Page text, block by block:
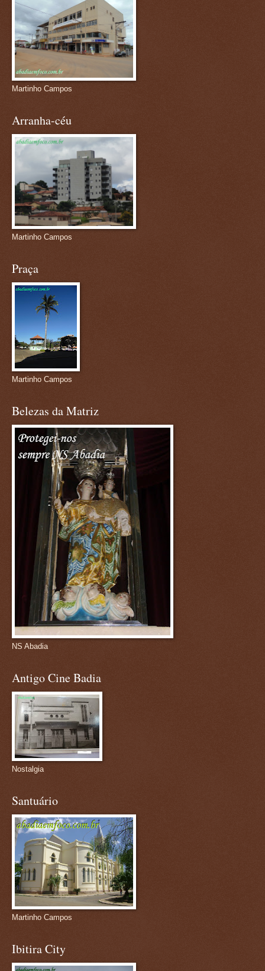
Martinho Campos
Arranha-céu
Martinho Campos
Praça
Martinho Campos
Belezas da Matriz
NS Abadia
Antigo Cine Badia
Nostalgia
Santuário
Martinho Campos
Ibitira City